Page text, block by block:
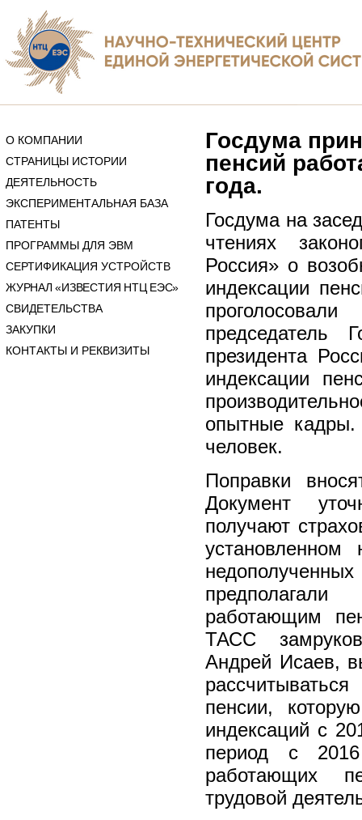
О КОМПАНИИ
СТРАНИЦЫ ИСТОРИИ
ДЕЯТЕЛЬНОСТЬ
ЭКСПЕРИМЕНТАЛЬНАЯ БАЗА
ПАТЕНТЫ
ПРОГРАММЫ ДЛЯ ЭВМ
СЕРТИФИКАЦИЯ УСТРОЙСТВ
ЖУРНАЛ «ИЗВЕСТИЯ НТЦ ЕЭС»
СВИДЕТЕЛЬСТВА
ЗАКУПКИ
КОНТАКТЫ И РЕКВИЗИТЫ
Госдума
пенсий
года.
Госдума на
чтениях
Россия» о
индексации
председатель
президента
индексации
опытные
человек.
Поправки
Документ
получают
работающим
ТАСС
Андрей Исаев,
пенсии,
индексаций с
период с
работающих
трудовой